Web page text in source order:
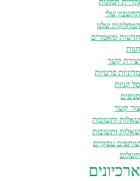
החשבון שלי
המחלקות שלנו
חדשות ומאמרים
חנות
יצירת קשר
מדיניות פרטיות
סל קניות
סניפים
צור קשר
שאלות ותשובות
שאלות ותשובות
שותפים עסקיים
תשלום
ארכיונים